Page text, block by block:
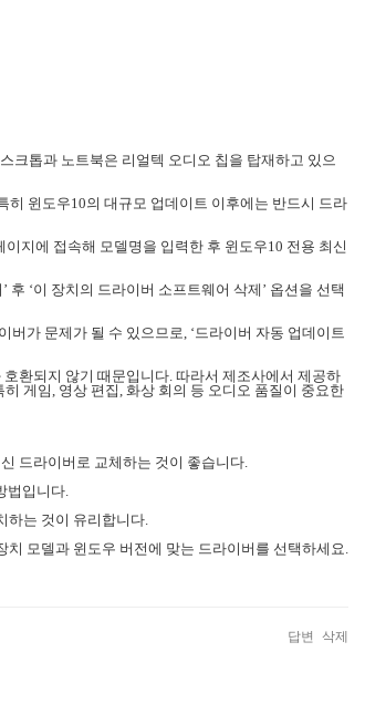
크톱과 노트북은 리얼텍 오디오 칩을 탑재하고 있으
히 윈도우10의 대규모 업데이트 이후에는 반드시 드라
지에 접속해 모델명을 입력한 후 윈도우10 전용 최신
‘이 장치의 드라이버 소프트웨어 삭제’ 옵션을 선택
가 문제가 될 수 있으므로, ‘드라이버 자동 업데이트
환되지 않기 때문입니다. 따라서 제조사에서 제공하
게임, 영상 편집, 화상 회의 등 오디오 품질이 중요한
드라이버로 교체하는 것이 좋습니다.
법입니다.
하는 것이 유리합니다.
모델과 윈도우 버전에 맞는 드라이버를 선택하세요.
답변 삭제